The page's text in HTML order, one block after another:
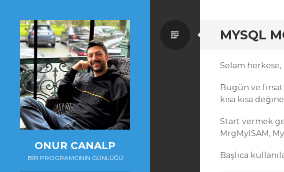
ONUR CANALP
BIR PROGRAMCININ GÜNLÜĞÜ
MYSQL
Standard
Selam herkese,
Bugün ve
kısa kısa
Start vermek
MrgMyISAM,
Başlıca